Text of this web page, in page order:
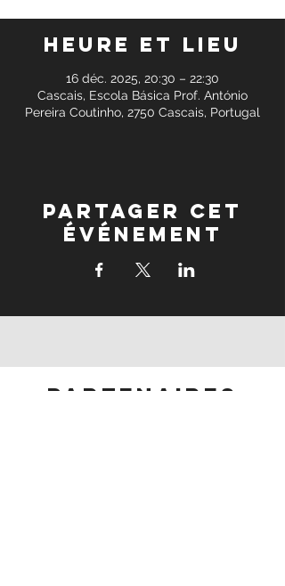
Heure et lieu
16 déc. 2025, 20:30 – 22:30
Cascais, Escola Básica Prof. António
Pereira Coutinho, 2750 Cascais, Portugal
Partager cet
événement
partenaires